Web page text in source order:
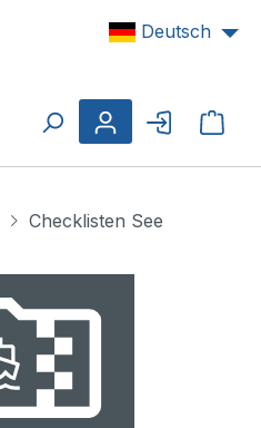
Deutsch
Checklisten See